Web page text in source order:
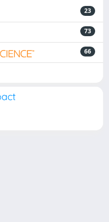
23
73
66